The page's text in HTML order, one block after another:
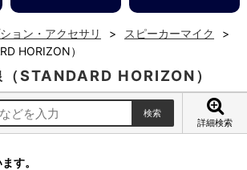
ョン・アクセサリ
スピーカーマイク
HORIZON）
（STANDARD HORIZON）
詳細検索
す。